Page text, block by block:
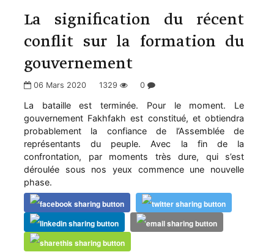
La signification du récent
conflit sur la formation du
gouvernement
06 Mars 2020 1329 0
La bataille est terminée. Pour le moment. Le
gouvernement Fakhfakh est constitué, et obtiendra
probablement la confiance de l’Assemblée de
représentants du peuple. Avec la fin de la
confrontation, par moments très dure, qui s’est
déroulée sous nos yeux commence une nouvelle
phase.